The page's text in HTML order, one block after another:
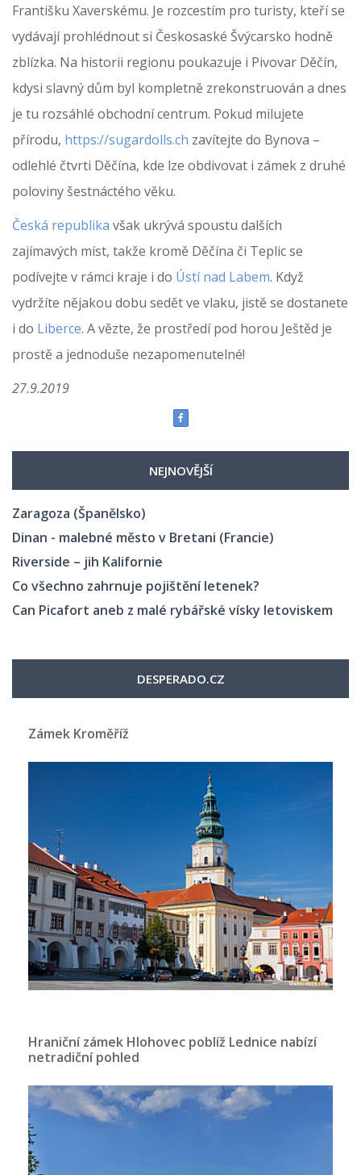
Františku Xaverskému. Je rozcestím pro turisty, kteří se
vydávají prohlédnout si Českosaské Švýcarsko hodně
zblízka. Na historii regionu poukazuje i Pivovar Děčín,
kdysi slavný dům byl kompletně zrekonstruován a dnes
je tu rozsáhlé obchodní centrum. Pokud milujete
přírodu, https://sugardolls.ch zavítejte do Bynova –
odlehlé čtvrti Děčína, kde lze obdivovat i zámek z druhé
poloviny šestnáctého věku.
Česká republika však ukrývá spoustu dalších
zajímavých míst, takže kromě Děčína či Teplic se
podívejte v rámci kraje i do Ústí nad Labem. Když
vydržíte nějakou dobu sedět ve vlaku, jistě se dostanete
i do Liberce. A vězte, že prostředí pod horou Ještěd je
prostě a jednoduše nezapomenutelné!
27.9.2019
NEJNOVĚJŠÍ
Zaragoza (Španělsko)
Dinan - malebné město v Bretani (Francie)
Riverside – jih Kalifornie
Co všechno zahrnuje pojištění letenek?
Can Picafort aneb z malé rybářské vísky letoviskem
DESPERADO.CZ
Zámek Kroměříž
Hraniční zámek Hlohovec poblíž Lednice nabízí
netradiční pohled